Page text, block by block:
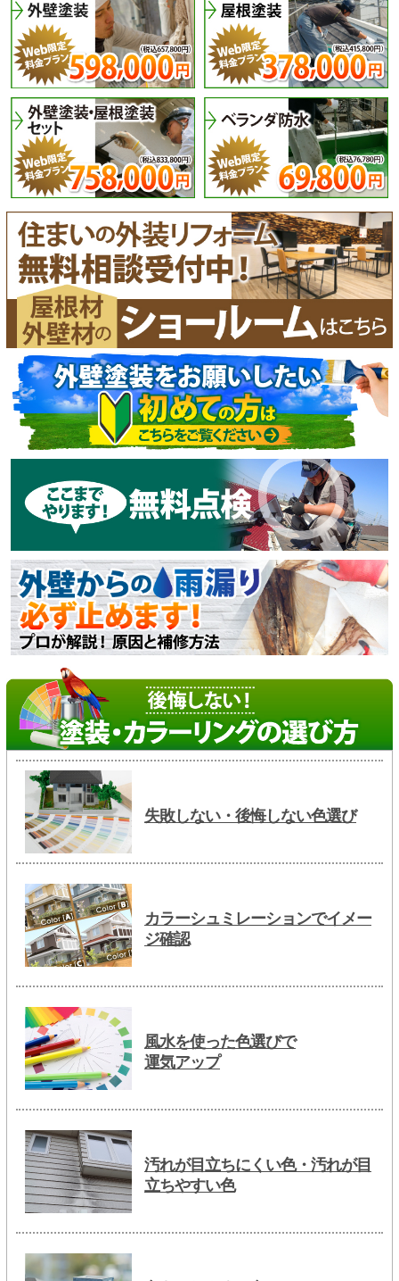
失敗しない・後悔しない色選び
カラーシュミレーションでイメー
ジ確認
風水を使った色選びで
運気アップ
汚れが目立ちにくい色・汚れが目
立ちやすい色